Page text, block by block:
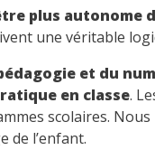
plus autonome
une véritable
et du
en classe.
scolaires.
de l’enfant.